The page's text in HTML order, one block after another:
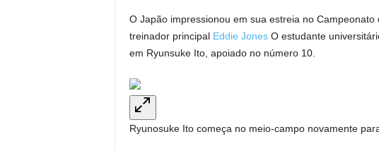
O Japão impressionou em sua estreia no
treinador principal Eddie JonesO estudante
em Ryunsuke Ito, apoiado no número 10.
Ryunosuke Ito começa no meio-campo novamente